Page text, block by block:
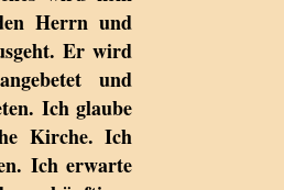
Herrn und
Er wird
und
Ich glaube
Kirche. Ich
Ich erwarte